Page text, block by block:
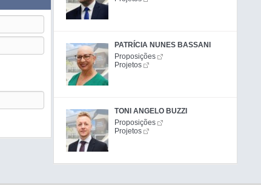
PATRÍCIA NUNES BASSANI
Proposições
Projetos
TONI ANGELO BUZZI
Proposições
Projetos